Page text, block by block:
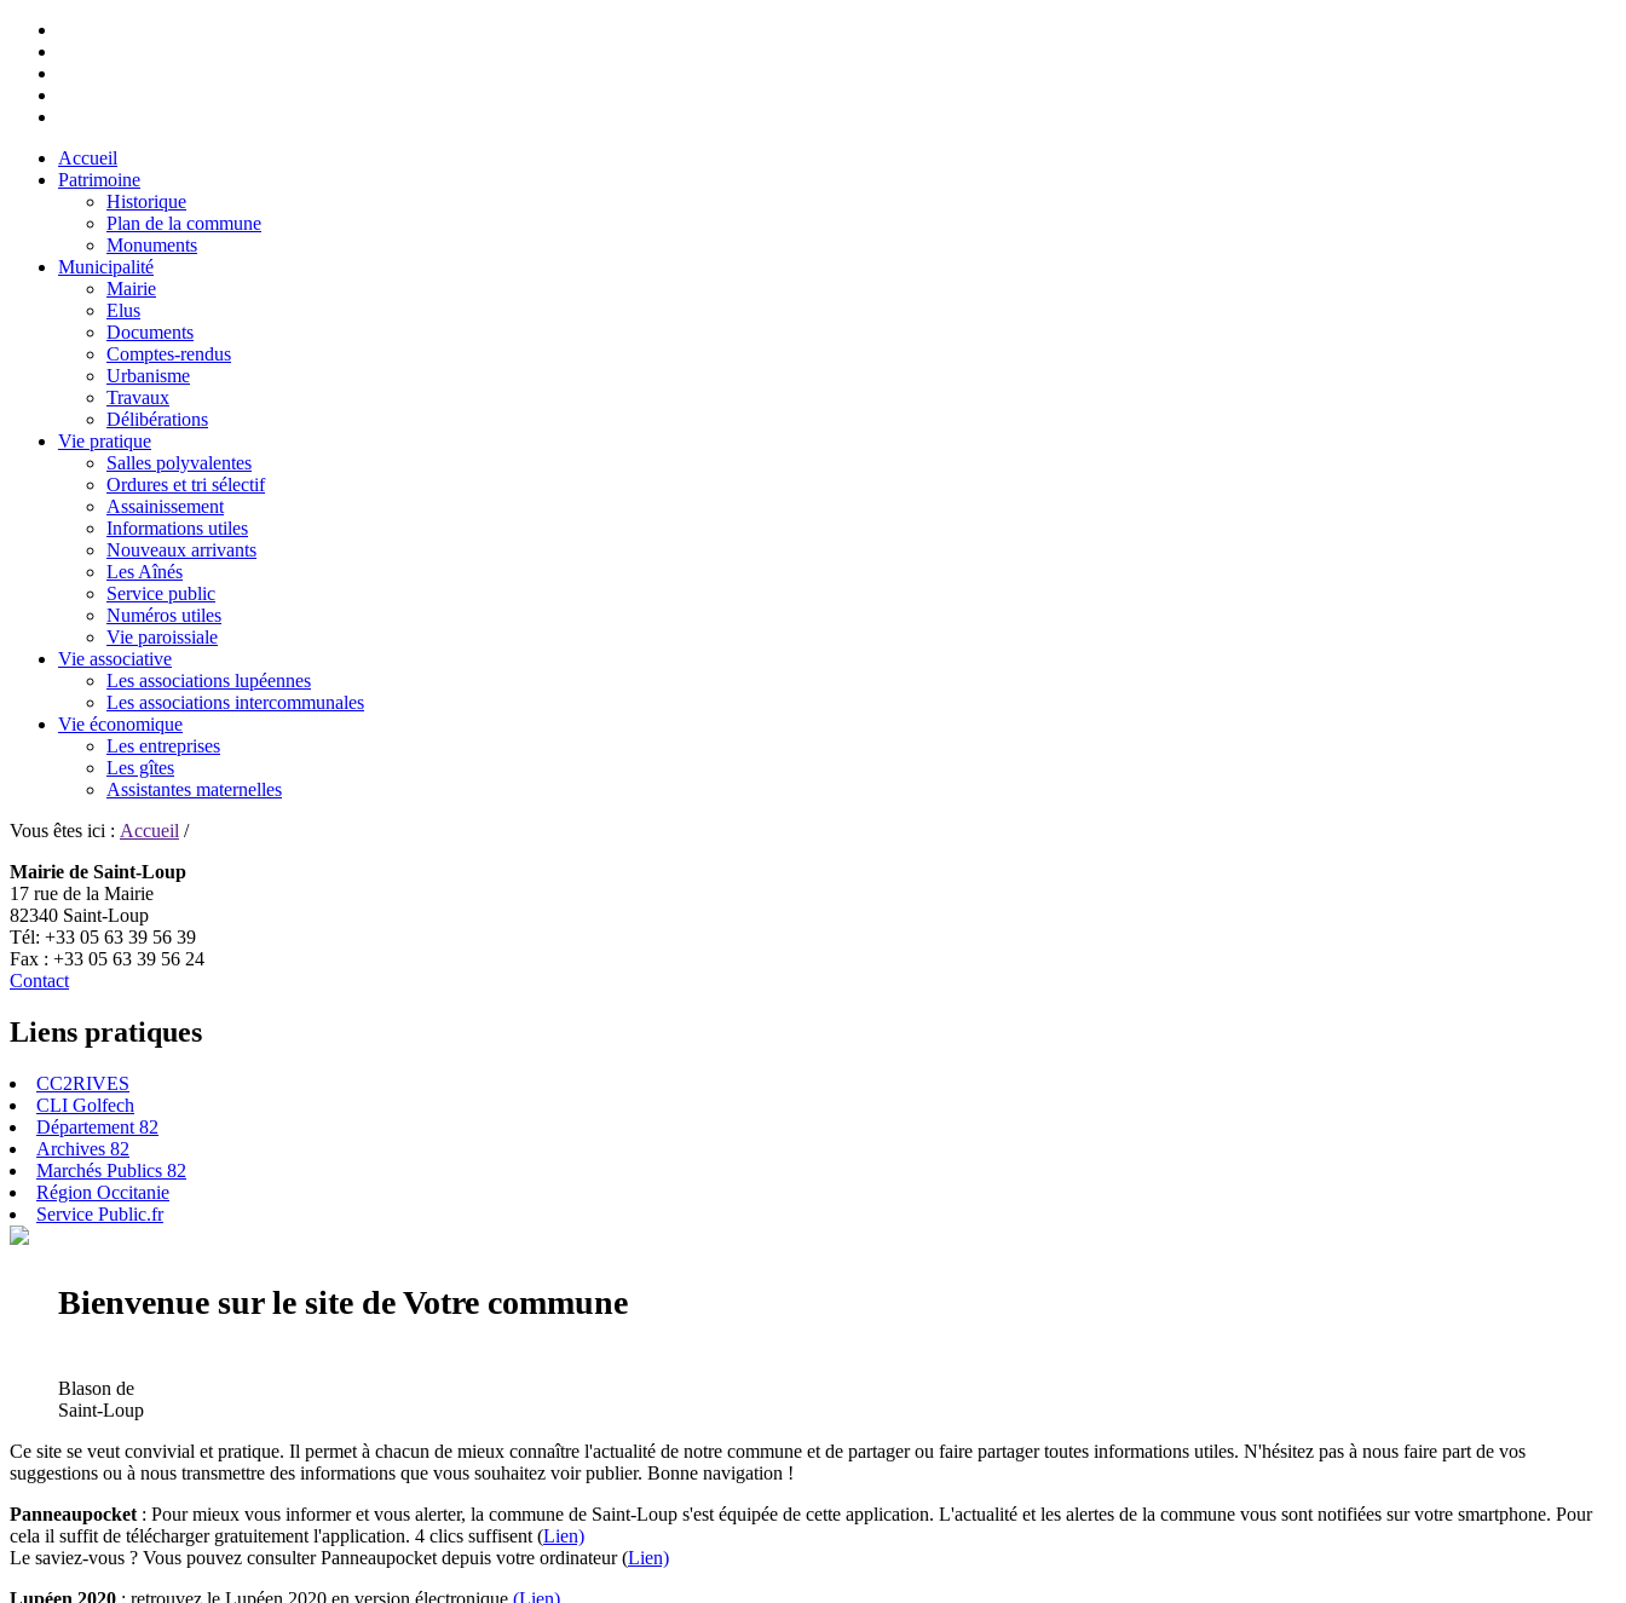
Accueil
Patrimoine
Historique
Plan de la commune
Monuments
Municipalité
Mairie
Elus
Documents
Comptes-rendus
Urbanisme
Travaux
Délibérations
Vie pratique
Salles polyvalentes
Ordures et tri sélectif
Assainissement
Informations utiles
Nouveaux arrivants
Les Aînés
Service public
Numéros utiles
Vie paroissiale
Vie associative
Les associations lupéennes
Les associations intercommunales
Vie économique
Les entreprises
Les gîtes
Assistantes maternelles
Vous êtes ici : Accueil /
Mairie de Saint-Loup
17 rue de la Mairie
82340 Saint-Loup
Tél: +33 05 63 39 56 39
Fax : +33 05 63 39 56 24
Contact
Liens pratiques
CC2RIVES
CLI Golfech
Département 82
Archives 82
Marchés Publics 82
Région Occitanie
Service Public.fr
Bienvenue sur le site de Votre commune
Blason de
Saint-Loup
Ce site se veut convivial et pratique. Il permet à chacun de mieux connaître l'actualité de notre commune et de partager ou faire partager toutes informations utiles. N'hésitez pas à nous faire part de vos
suggestions ou à nous transmettre des informations que vous souhaitez voir publier. Bonne navigation !
Panneaupocket : Pour mieux vous informer et vous alerter, la commune de Saint-Loup s'est équipée de cette application. L'actualité et les alertes de la commune vous sont notifiées sur votre smartphone. Pour
cela il suffit de télécharger gratuitement l'application. 4 clics suffisent (Lien)
Le saviez-vous ? Vous pouvez consulter Panneaupocket depuis votre ordinateur (Lien)
Lupéen 2020 : retrouvez le Lupéen 2020 en version électronique (Lien)